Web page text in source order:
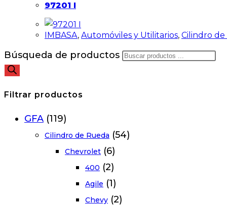
97201 I
IMBASA, Automóviles y Utilitarios, Cilindro
Búsqueda de productos
Filtrar productos
GFA (119)
Cilindro de Rueda (54)
Chevrolet (6)
400 (2)
Agile (1)
Chevy (2)